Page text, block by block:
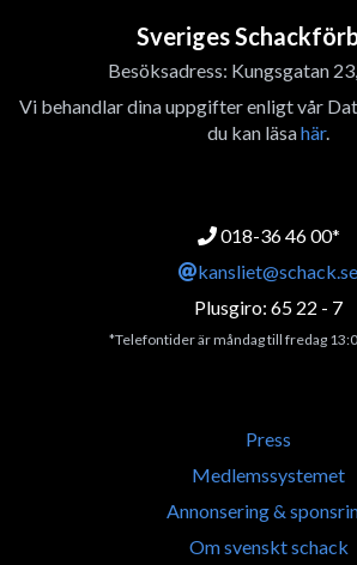
Sveriges
Besöksadress: Kungsgatan
Vi behandlar dina uppgifter enligt vår
du kan läsahär.
018-36 46 00*
kansliet@schack.se
Plusgiro: 65 22 - 7
*Telefontider är måndag till fredag
Press
Medlemssystemet
Annonsering &
Om svenskt schack